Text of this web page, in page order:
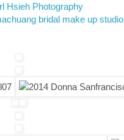
Hsieh Photography
bridal make up studio